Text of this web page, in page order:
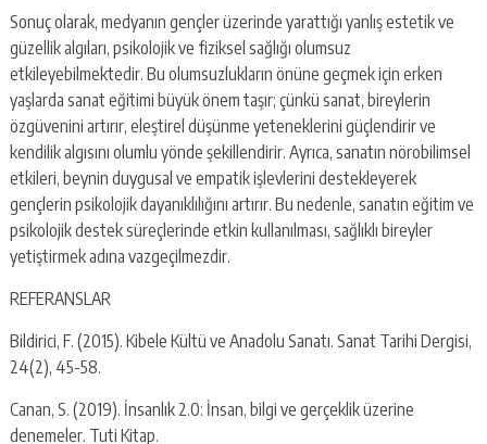
Sonuç olarak, medyanın gençler üzerinde yarattığı yanlış estetik ve
güzellik algıları, psikolojik ve fiziksel sağlığı olumsuz
etkileyebilmektedir. Bu olumsuzlukların önüne geçmek için erken
yaşlarda sanat eğitimi büyük önem taşır; çünkü sanat, bireylerin
özgüvenini artırır, eleştirel düşünme yeteneklerini güçlendirir ve
kendilik algısını olumlu yönde şekillendirir. Ayrıca, sanatın nörobilimsel
etkileri, beynin duygusal ve empatik işlevlerini destekleyerek
gençlerin psikolojik dayanıklılığını artırır. Bu nedenle, sanatın eğitim ve
psikolojik destek süreçlerinde etkin kullanılması, sağlıklı bireyler
yetiştirmek adına vazgeçilmezdir.
REFERANSLAR
Bildirici, F. (2015). Kibele Kültü ve Anadolu Sanatı. Sanat Tarihi Dergisi,
24(2), 45-58.
Canan, S. (2019). İnsanlık 2.0: İnsan, bilgi ve gerçeklik üzerine
denemeler. Tuti Kitap.